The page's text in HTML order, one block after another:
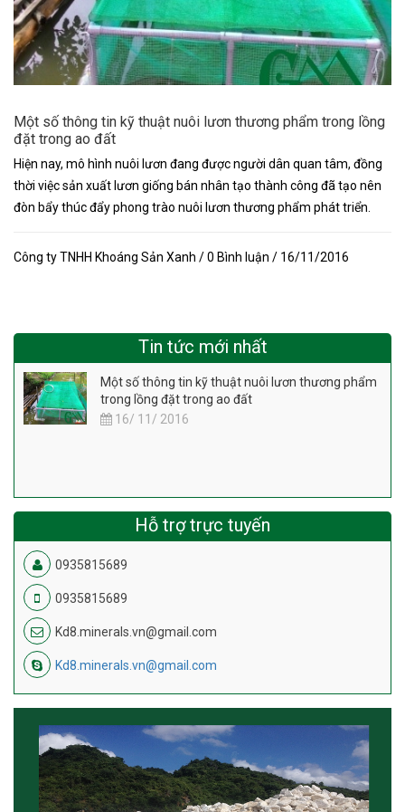
Một số thông tin kỹ thuật nuôi lươn thương phẩm trong lồng
đặt trong ao đất
Hiện nay, mô hình nuôi lươn đang được người dân quan tâm, đồng
thời việc sản xuất lươn giống bán nhân tạo thành công đã tạo nên
đòn bẩy thúc đẩy phong trào nuôi lươn thương phẩm phát triển.
Công ty TNHH Khoáng Sản Xanh / 0 Bình luận / 16/11/2016
Tin tức mới nhất
Một số thông tin kỹ thuật nuôi lươn thương phẩm
trong lồng đặt trong ao đất
16/ 11/ 2016
Hỗ trợ trực tuyến
0935815689
0935815689
Kd8.minerals.vn@gmail.com
Kd8.minerals.vn@gmail.com